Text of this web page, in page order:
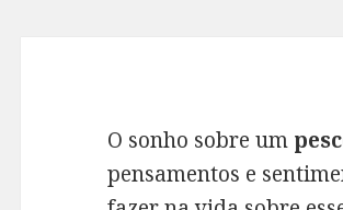
O sonho sobre um
pensamentos e